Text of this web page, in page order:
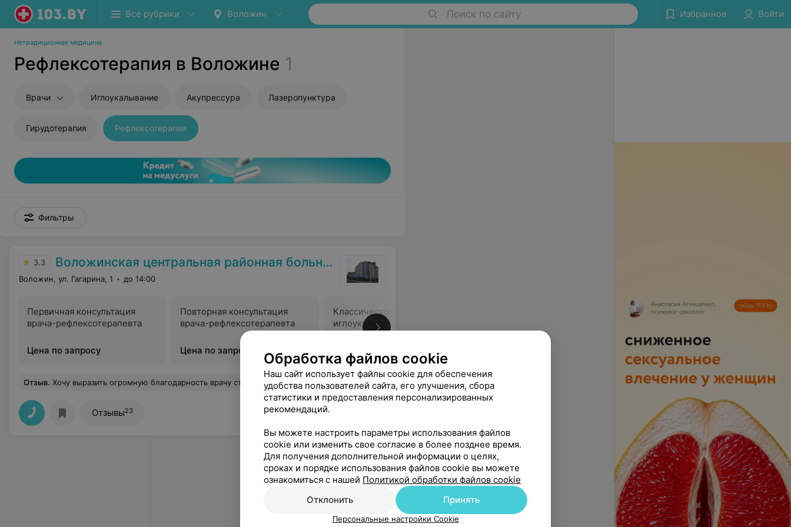
Все рубрики Воложин Поиск по сайту Избранное Войти
Нетрадиционная медицина
Рефлексотерапия в Воложине 1
Врачи Иглоукалывание Акупрессура Лазеропунктура
Гирудотерапия Рефлексотерапия
Фильтры
3.3 Воложинская центральная районная больница
Воложин, ул. Гагарина, 1 до 14:00
Первичная консультация
врача-рефлексотерапевта
Цена по запросу
Повторная консультация
врача-рефлексотерапевта
Цена по запросу
Классическое
иглоукалывание
Цена по запросу
Вакуумрефлексотерапия с
метод
Отзыв. Хочу выразить огромную благодарность врачу стоматологу-хирургу Ковалеву Петру Васильевичу! 8.11.22 разболелся зуб мудрости в нижней челюсти. Образовался гнойный капюшон. Поехала в Минск в больницу скорой помощи. Там не помогли. Сделали надрез и поставили дренаж. Зуб оставили на месте. Эту кошмарную ночь запомню на всю жизнь. 9.11.22 отправили в Воложинскую ЦРБ на перевязку. Попала на прием к Ковалеву П.В. Удалил зуб мудрости, обработал как нужно, поставил укол противовирусного. Все объяснил подробно, назначил лечение. Огромное Вам спасибо Петр Васильевич! Еще
Отзывы23
Обработка файлов cookie
Наш сайт использует файлы cookie для обеспечения
удобства пользователей сайта, его улучшения, сбора
статистики и предоставления персонализированных
рекомендаций.
Вы можете настроить параметры использования файлов
cookie или изменить свое согласие в более позднее время.
Для получения дополнительной информации о целях,
сроках и порядке использования файлов cookie вы можете
ознакомиться с нашей Политикой обработки файлов cookie
Отклонить
Принять
Персональные настройки Cookie